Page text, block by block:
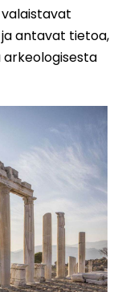
antavat tietoa,